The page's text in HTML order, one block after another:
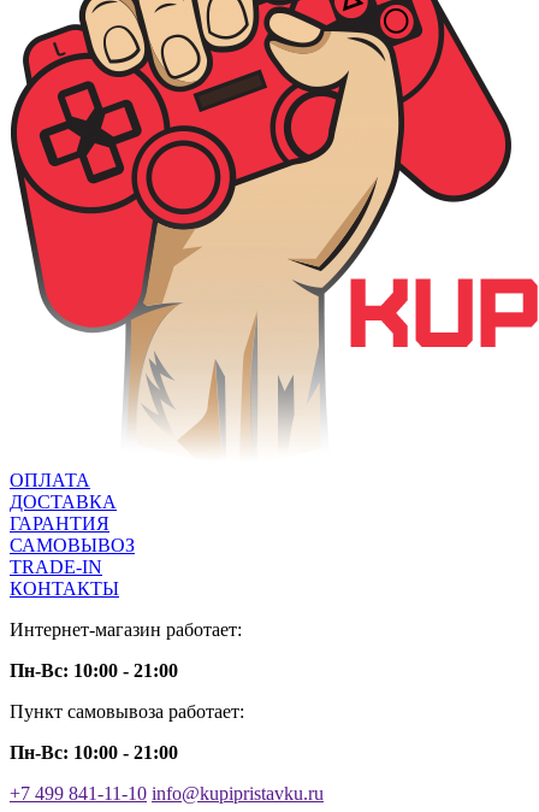
ОПЛАТА
ДОСТАВКА
ГАРАНТИЯ
САМОВЫВОЗ
TRADE-IN
КОНТАКТЫ
Интернет-магазин работает:
Пн-Вс: 10:00 - 21:00
Пункт самовывоза работает:
Пн-Вс: 10:00 - 21:00
+7 499 841-11-10 info@kupipristavku.ru